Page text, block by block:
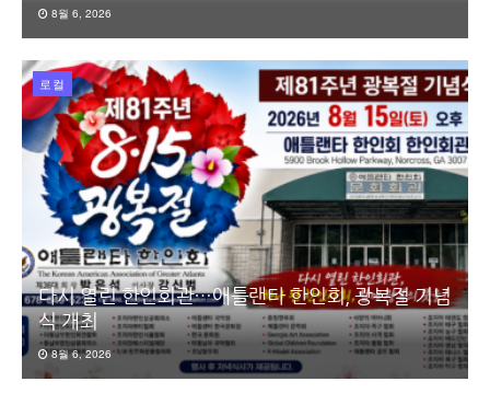
8월 6, 2026
로컬
다시 열린 한인회관…애틀랜타 한인회, 광복절 기념
식 개최
8월 6, 2026